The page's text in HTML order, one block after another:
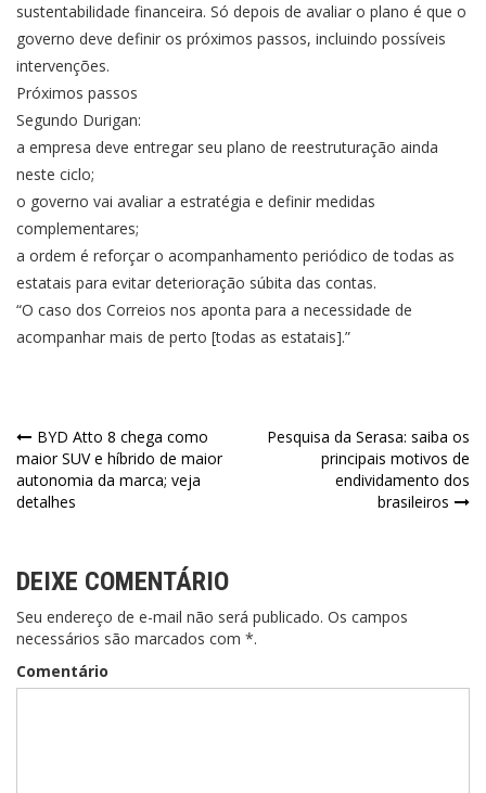
sustentabilidade financeira. Só depois de avaliar o plano é que o
governo deve definir os próximos passos, incluindo possíveis
intervenções.
Próximos passos
Segundo Durigan:
a empresa deve entregar seu plano de reestruturação ainda
neste ciclo;
o governo vai avaliar a estratégia e definir medidas
complementares;
a ordem é reforçar o acompanhamento periódico de todas as
estatais para evitar deterioração súbita das contas.
“O caso dos Correios nos aponta para a necessidade de
acompanhar mais de perto [todas as estatais].”
Navegação
de
Post
BYD Atto 8 chega como
maior SUV e híbrido de maior
autonomia da marca; veja
detalhes
Pesquisa da Serasa: saiba os
principais motivos de
endividamento dos
brasileiros
DEIXE COMENTÁRIO
Seu endereço de e-mail não será publicado. Os campos
necessários são marcados com *.
Comentário